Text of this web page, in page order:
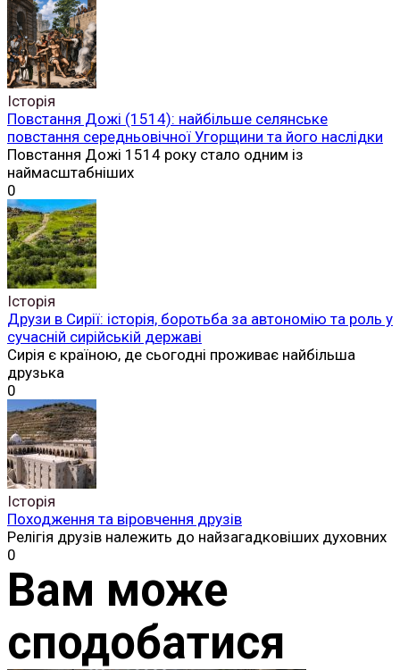
Історія
Повстання Дожі (1514): найбільше селянське
повстання середньовічної Угорщини та його наслідки
Повстання Дожі 1514 року стало одним із
наймасштабніших
0
Історія
Друзи в Сирії: історія, боротьба за автономію та роль у
сучасній сирійській державі
Сирія є країною, де сьогодні проживає найбільша
друзька
0
Історія
Походження та віровчення друзів
Релігія друзів належить до найзагадковіших духовних
0
Вам може
сподобатися